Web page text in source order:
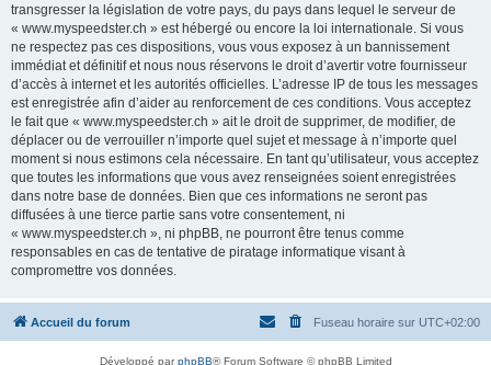
transgresser la législation de votre pays, du pays dans lequel le serveur de
« www.myspeedster.ch » est hébergé ou encore la loi internationale. Si vous
ne respectez pas ces dispositions, vous vous exposez à un bannissement
immédiat et définitif et nous nous réservons le droit d’avertir votre fournisseur
d’accès à internet et les autorités officielles. L’adresse IP de tous les messages
est enregistrée afin d’aider au renforcement de ces conditions. Vous acceptez
le fait que « www.myspeedster.ch » ait le droit de supprimer, de modifier, de
déplacer ou de verrouiller n’importe quel sujet et message à n’importe quel
moment si nous estimons cela nécessaire. En tant qu’utilisateur, vous acceptez
que toutes les informations que vous avez renseignées soient enregistrées
dans notre base de données. Bien que ces informations ne seront pas
diffusées à une tierce partie sans votre consentement, ni
« www.myspeedster.ch », ni phpBB, ne pourront être tenus comme
responsables en cas de tentative de piratage informatique visant à
compromettre vos données.
Accueil du forum Fuseau horaire sur UTC+02:00
Développé parphpBB® Forum Software © phpBB Limited